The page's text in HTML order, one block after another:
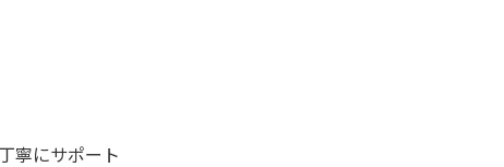
寧にサポート